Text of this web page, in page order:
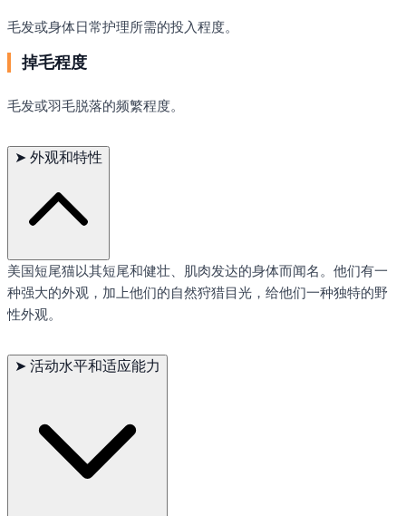
毛发或身体日常护理所需的投入程度。
掉毛程度
毛发或羽毛脱落的频繁程度。
➤ 外观和特性
美国短尾猫以其短尾和健壮、肌肉发达的身体而闻名。他们有一
种强大的外观，加上他们的自然狩猎目光，给他们一种独特的野
性外观。
➤ 活动水平和适应能力